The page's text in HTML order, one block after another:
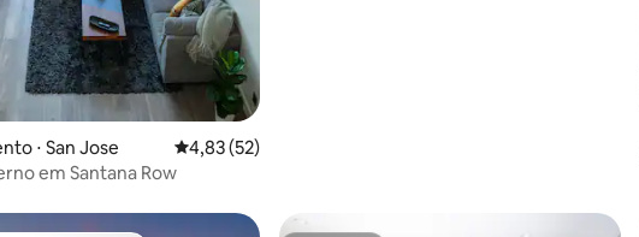
⋅ San Jose 4,83 de uma avaliação média de 5, 52 avaliações
4,83 (52)
em Santana Row